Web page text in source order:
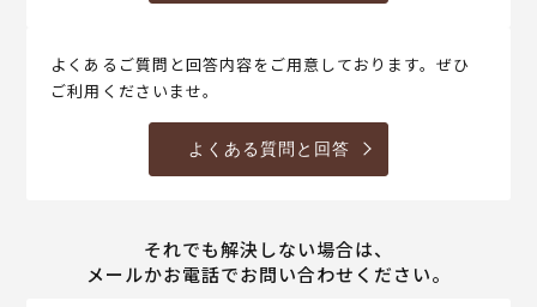
よくあるご質問と回答内容をご用意しております。ぜひ
ご利用くださいませ。
よくある質問と回答
それでも解決しない場合は、
メールかお電話でお問い合わせください。